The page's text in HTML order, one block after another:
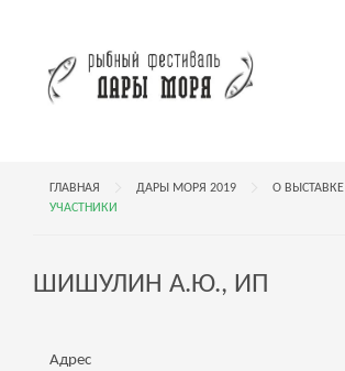
ГЛАВНАЯ ДАРЫ МОРЯ 2019
О ВЫСТАВКЕ
УЧАСТНИКИ
ШИШУЛИН А.Ю., ИП
Адрес